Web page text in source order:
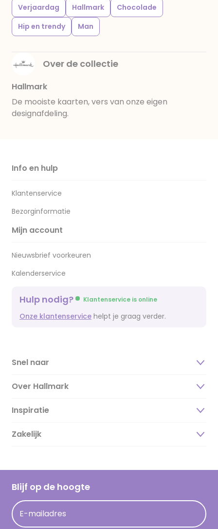
bevatten. Koel en droog bewaren.
Verjaardag Hallmark
Chocolade
Hip en trendy
Man
Over de collectie
Hallmark
De mooiste kaarten, vers van onze eigen
designafdeling.
Info en hulp
Klantenservice
Bezorginformatie
Mijn account
Nieuwsbrief voorkeuren
Kalenderservice
Hulp nodig? Klantenservice is online
Onze klantenservice helpt je graag verder.
Snel naar
Over Hallmark
Over ons
Duurzaamheid
Hallmark Kaartclub
Acties
Persberichten
Inspiratie
Magazine
Cadeau inspiratie
Kaartinspiratie
Zakelijk
Blijf op de hoogte
E-mailadres